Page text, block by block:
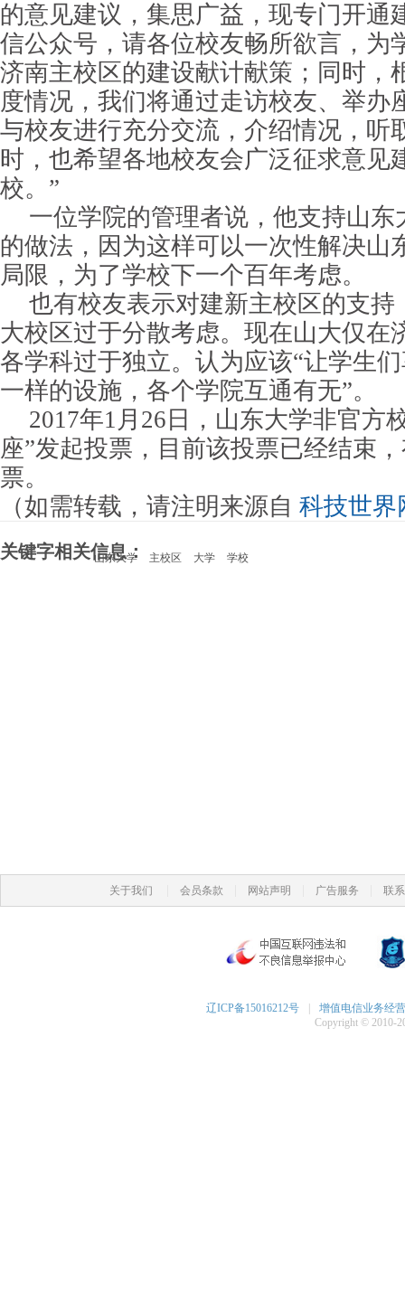
的意见建议，集思广益，现专门开通
信公众号，请各位校友畅所欲言，为
济南主校区的建设献计献策；同时，
度情况，我们将通过走访校友、举办
与校友进行充分交流，介绍情况，听
时，也希望各地校友会广泛征求意见
校。”
一位学院的管理者说，他支持山东
的做法，因为这样可以一次性解决山
局限，为了学校下一个百年考虑。
也有校友表示对建新主校区的支持
大校区过于分散考虑。现在山大仅在
各学科过于独立。认为应该“让学生
一样的设施，各个学院互通有无”。
2017年1月26日，山东大学非官方
座”发起投票，目前该投票已经结束
票。
（如需转载，请注明来源自 科技世界
关键字相关信息：
山东大学 主校区 大学 学校
关于我们 会员条款 网站声明 广告服务 联
辽ICP备15016212号
增值电信业务经
Copyright © 2010-